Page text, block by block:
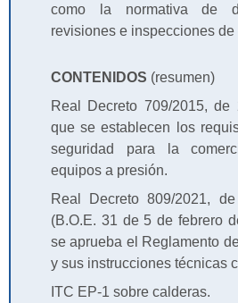
como la normativa de
revisiones e inspecciones
CONTENIDOS (resumen)
Real Decreto 709/2015,
que se establecen los
seguridad para la
equipos a presión.
Real Decreto 809/2021,
(B.O.E. 31 de 5 de febrero
se aprueba el Reglamento
y sus instrucciones técnicas
ITC EP-1 sobre calderas.